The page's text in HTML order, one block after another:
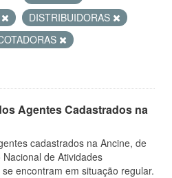
DISTRIBUIDORAS
Agentes Cadastrados na
cadastrados na Ancine, de
de Atividades
encontram em situação regular.